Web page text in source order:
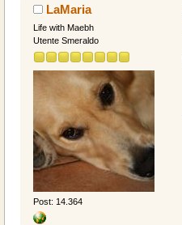
LaMaria
Life with Maebh
Utente Smeraldo
Post: 14.364